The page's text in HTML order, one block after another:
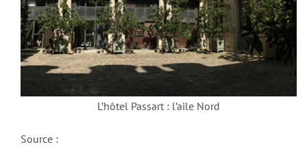
L’hôtel Passart : l’aile Nord
Source :